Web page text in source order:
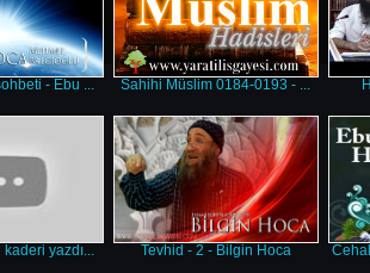
- Ebu ... Sahihi Müslim 0184-0193 - ...
yazdı... Tevhid - 2 - Bilgin Hoca